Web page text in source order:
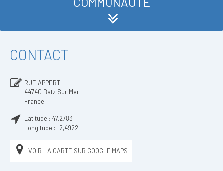
CONTACT
RUE APPERT
44740 Batz Sur Mer
France
Latitude : 47,2783
Longitude : -2,4922
VOIR LA CARTE SUR GOOGLE MAPS